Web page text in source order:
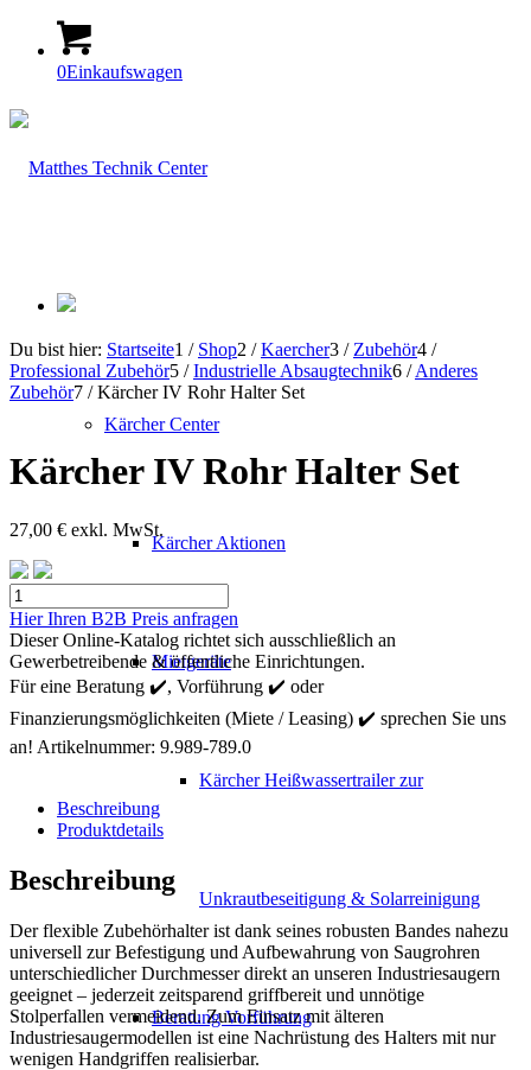
0Einkaufswagen
Kärcher Center
Kärcher Aktionen
Mietgeräte
Kärcher Heißwassertrailer zur
Unkrautbeseitigung & Solarreinigung
Beratung Vorführung
Du bist hier: Startseite1 / Shop2 / Kaercher3 / Zubehör4 /
Professional Zubehör5 / Industrielle Absaugtechnik6 / Anderes
Zubehör7 / Kärcher IV Rohr Halter Set
Kärcher IV Rohr Halter Set
27,00 € exkl. MwSt.
Kärcher
IV
Rohr
Halter
Set
Menge
Hier Ihren B2B Preis anfragen
Dieser Online-Katalog richtet sich ausschließlich an
Gewerbetreibende & öffentliche Einrichtungen.
Für eine Beratung ✔️, Vorführung ✔️ oder
Finanzierungsmöglichkeiten (Miete / Leasing) ✔️ sprechen Sie uns
an! Artikelnummer: 9.989-789.0
Beschreibung
Produktdetails
Beschreibung
Der flexible Zubehörhalter ist dank seines robusten Bandes nahezu
universell zur Befestigung und Aufbewahrung von Saugrohren
unterschiedlicher Durchmesser direkt an unseren Industriesaugern
geeignet – jederzeit zeitsparend griffbereit und unnötige
Stolperfallen vermeidend. Zum Einsatz mit älteren
Industriesaugermodellen ist eine Nachrüstung des Halters mit nur
wenigen Handgriffen realisierbar.